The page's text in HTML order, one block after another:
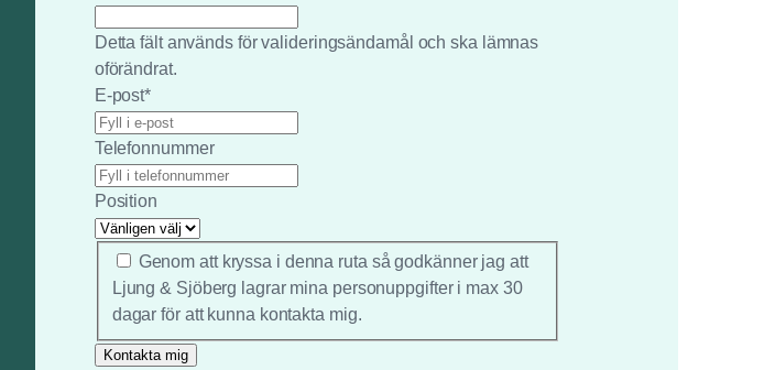
Detta fält används för valideringsändamål och ska lämnas
oförändrat.
E-post*
Telefonnummer
Position
*
Genom att kryssa i denna ruta så godkänner jag att
Ljung & Sjöberg lagrar mina personuppgifter i max 30
dagar för att kunna kontakta mig.